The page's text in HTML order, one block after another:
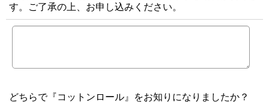
す。ご了承の上、お申し込みください。
どちらで『コットンロール』をお知りになりましたか？